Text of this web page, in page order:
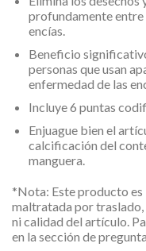
profundamente entre
encías.
Beneficio
personas que usan
enfermedad de las
Incluye 6 puntas
Enjuague bien el
calcificación del
manguera.
*Nota: Este producto es
maltratada por
ni calidad del artículo.
en la sección de